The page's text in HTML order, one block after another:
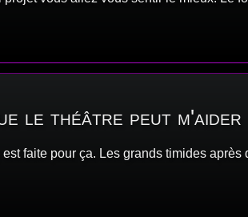
le théâtre peut m'aider
est faite pour ça. Les grands timides après